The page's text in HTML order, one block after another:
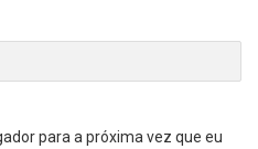
para a próxima vez que eu